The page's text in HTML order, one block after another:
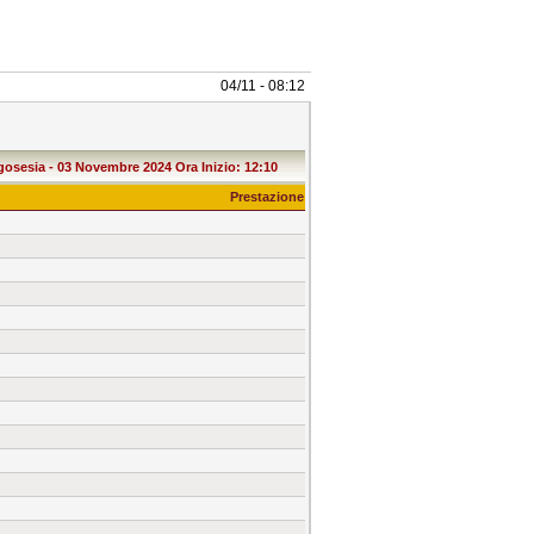
04/11 - 08:12
- 03 Novembre 2024 Ora Inizio: 12:10
Prestazione